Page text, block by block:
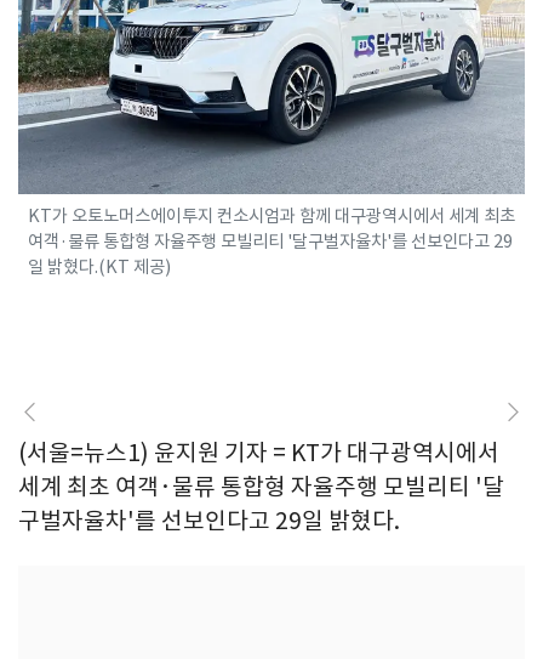
KT가 오토노머스에이투지 컨소시엄과 함께 대구광역시에서 세계 최초
여객·물류 통합형 자율주행 모빌리티 '달구벌자율차'를 선보인다고 29
일 밝혔다.(KT 제공)
(서울=뉴스1) 윤지원 기자 = KT가 대구광역시에서
세계 최초 여객·물류 통합형 자율주행 모빌리티 '달
구벌자율차'를 선보인다고 29일 밝혔다.